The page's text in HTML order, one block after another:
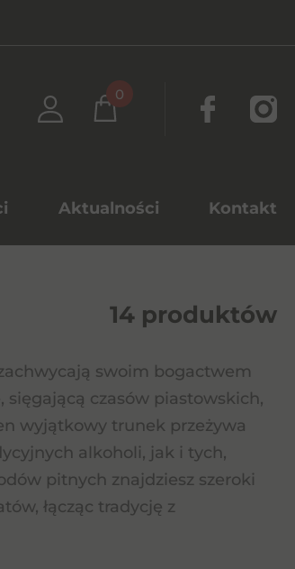
0
Aktualności Kontakt
14 produktów
swoim bogactwem
sięgającą czasów piastowskich,
wyjątkowy trunek przeżywa
alkoholi, jak i tych,
pitnych znajdziesz szeroki
łącząc tradycję z